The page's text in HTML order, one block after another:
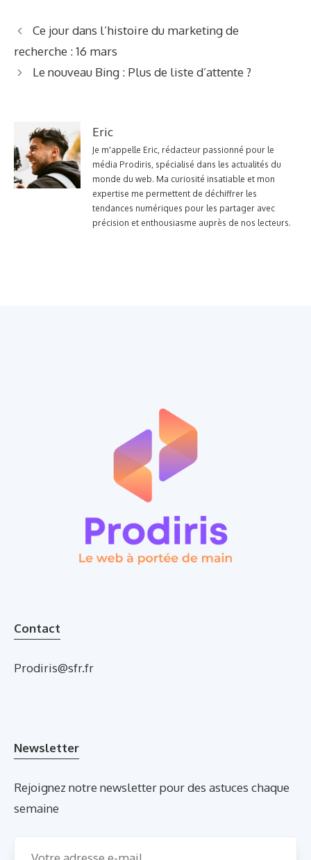
Ce jour dans l’histoire du marketing de
recherche : 16 mars
Le nouveau Bing : Plus de liste d’attente ?
Eric
Je m'appelle Eric, rédacteur passionné pour le
média Prodiris, spécialisé dans les actualités du
monde du web. Ma curiosité insatiable et mon
expertise me permettent de déchiffrer les
tendances numériques pour les partager avec
précision et enthousiasme auprès de nos lecteurs.
Contact
Prodiris@sfr.fr
Newsletter
Rejoignez notre newsletter pour des astuces chaque
semaine